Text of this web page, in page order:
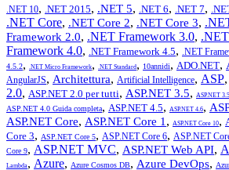
.NET 10, .NET 2015, .NET 5, .NET 6, .NET 7,
.NET Core, .NET Core 2, .NET Core 3,
Framework 2.0, .NET Framework 3.0,
Framework 4.0, .NET Framework 4.5, .NET
4.5.2, .NET Micro Framework, .NET Standard , 10annidi, ADO.NET,
AngularJS, Architettura, Artificial Intelligence, ASP,
2.0, ASP.NET 2.0 per tutti, ASP.NET 3.5, ASP.NET
ASP.NET 4.0 Guida completa, ASP.NET 4.5, ASP.NET 4.6,
ASP.NET Core, ASP.NET Core 1 , ASP.NET Core 10,
Core 3, ASP.NET Core 5, ASP.NET Core 6, ASP.NET
Core 9, ASP.NET MVC, ASP.NET Web API,
Lambda , Azure, Azure Cosmos DB, Azure DevOps,